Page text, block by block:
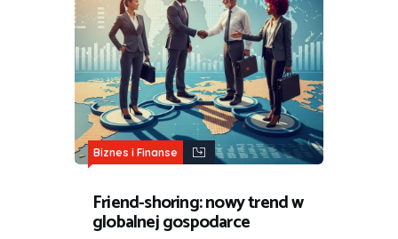
Biznes i Finanse
Friend-shoring: nowy trend w
globalnej gospodarce